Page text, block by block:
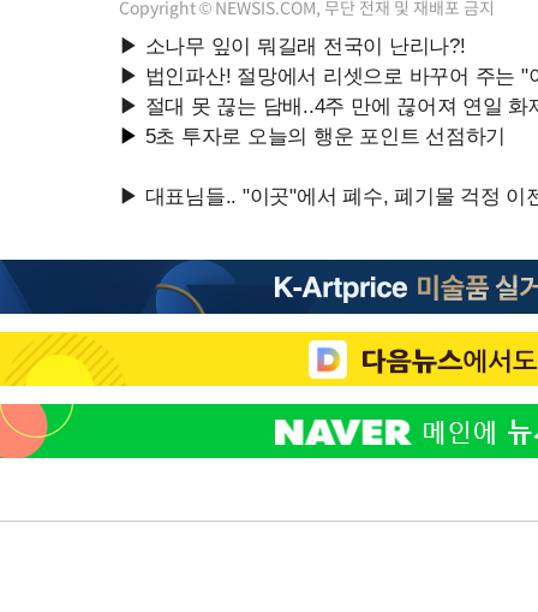
Copyright © NEWSIS.COM, 무단 전재 및 재배포 금지